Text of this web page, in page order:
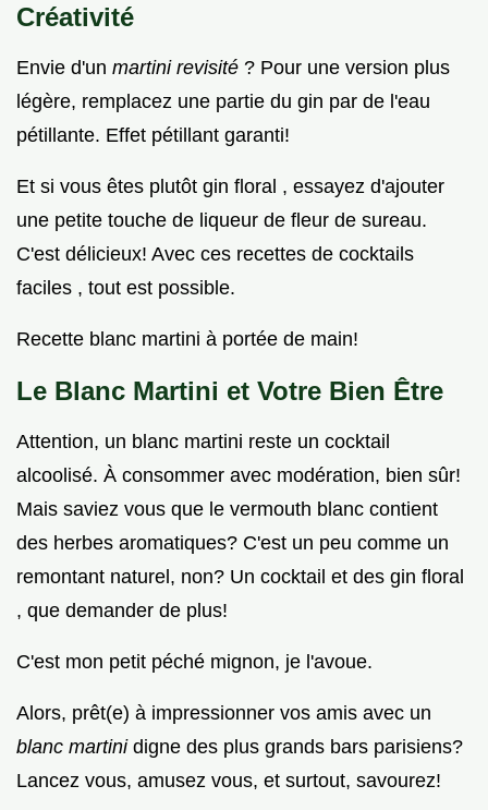
Créativité
Envie d'un martini revisité ? Pour une version plus
légère, remplacez une partie du gin par de l'eau
pétillante. Effet pétillant garanti!
Et si vous êtes plutôt gin floral , essayez d'ajouter
une petite touche de liqueur de fleur de sureau.
C'est délicieux! Avec ces recettes de cocktails
faciles , tout est possible.
Recette blanc martini à portée de main!
Le Blanc Martini et Votre Bien Être
Attention, un blanc martini reste un cocktail
alcoolisé. À consommer avec modération, bien sûr!
Mais saviez vous que le vermouth blanc contient
des herbes aromatiques? C'est un peu comme un
remontant naturel, non? Un cocktail et des gin floral
, que demander de plus!
C'est mon petit péché mignon, je l'avoue.
Alors, prêt(e) à impressionner vos amis avec un
blanc martini digne des plus grands bars parisiens?
Lancez vous, amusez vous, et surtout, savourez!